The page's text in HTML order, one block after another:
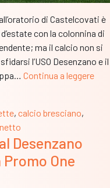
di Castelcovati è
con la colonnina di
ma il calcio non si
l’USO Desenzano e il
Continua a leggere
, calcio bresciano,
Desenzano
Promo One